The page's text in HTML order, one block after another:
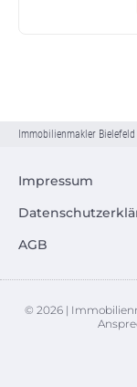
Immobilienmakler
Impressum
AGB
© 2026 |